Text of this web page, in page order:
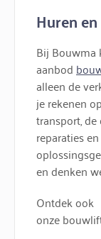
Huren
Bij Bouwma
aanbod
alleen de
je rekenen
transport,
reparaties
en denken
Ontdek ook
onze